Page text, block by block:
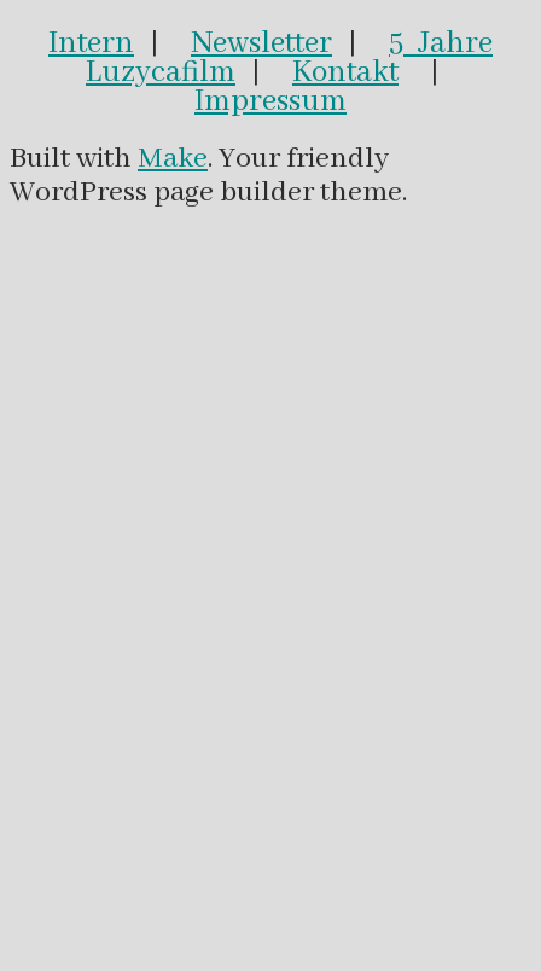
Intern | Newsletter | 5 Jahre
Luzycafilm | Kontakt|
Impressum
Built withMake. Your friendly
WordPress page builder theme.